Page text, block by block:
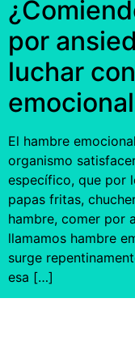
por
luchar
emocional
El hambre
organismo
específico, que por
papas fritas,
hambre, comer por
llamamos hambre
surge
esa […]